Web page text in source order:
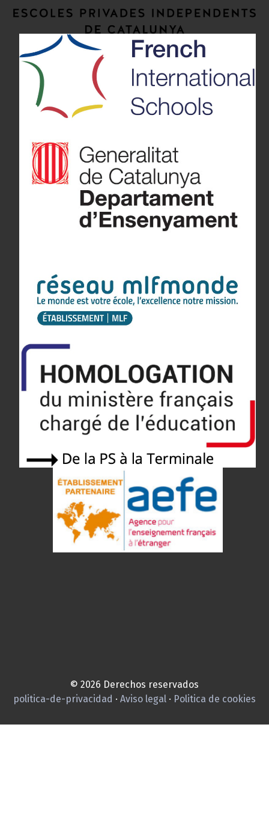
© 2026 Derechos reservados
politica-de-privacidad · Aviso legal · Politica de cookies